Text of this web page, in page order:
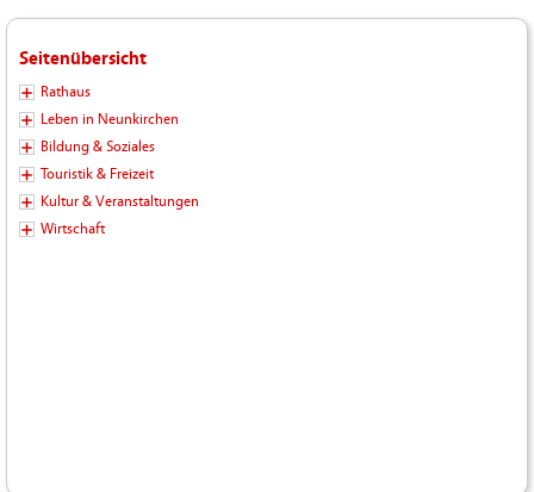
Seitenübersicht
Rathaus
Leben in Neunkirchen
Bildung & Soziales
Touristik & Freizeit
Kultur & Veranstaltungen
Wirtschaft